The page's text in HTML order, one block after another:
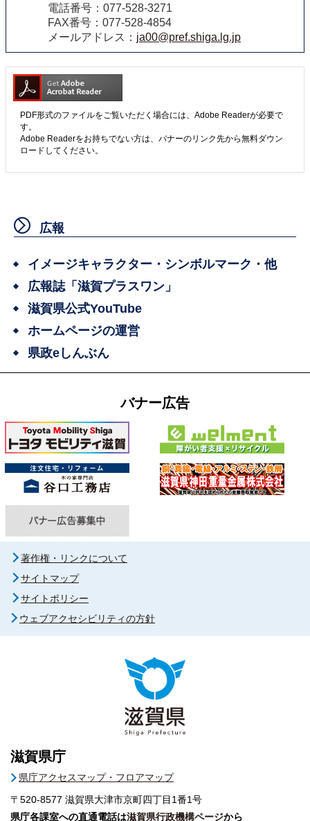
電話番号：077-528-3271
FAX番号：077-528-4854
メールアドレス： ja00@pref.shiga.lg.jp
PDF形式のファイルをご覧いただく場合には、Adobe Readerが必要で
す。
Adobe Readerをお持ちでない方は、バナーのリンク先から無料ダウン
ロードしてください。
広報
イメージキャラクター・シンボルマーク・他
広報誌「滋賀プラスワン」
滋賀県公式YouTube
ホームページの運営
県政eしんぶん
バナー広告
著作権・リンクについて
サイトマップ
サイトポリシー
ウェブアクセシビリティの方針
滋賀県庁
県庁アクセスマップ・フロアマップ
〒520-8577 滋賀県大津市京町四丁目1番1号
県庁各課室への直通電話は滋賀県行政機構ページから